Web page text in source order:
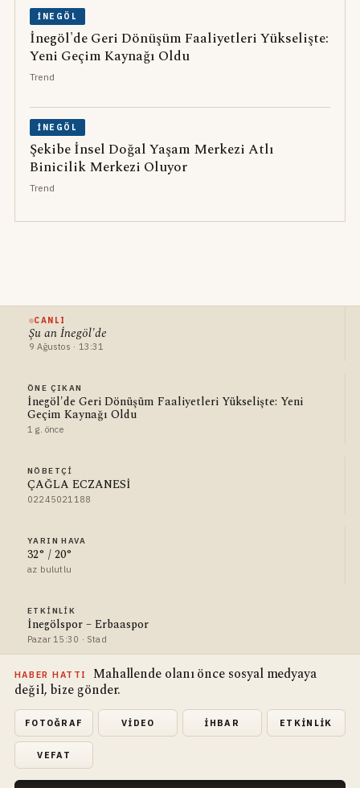
İNEGÖL
İnegöl'de Geri Dönüşüm Faaliyetleri Yükselişte:
Yeni Geçim Kaynağı Oldu
Trend
İNEGÖL
Şekibe İnsel Doğal Yaşam Merkezi Atlı
Binicilik Merkezi Oluyor
Trend
CANLI
Şu an İnegöl'de
9 Ağustos · 13:31
ÖNE ÇIKAN
İnegöl'de Geri Dönüşüm Faaliyetleri Yükselişte: Yeni
Geçim Kaynağı Oldu
1 g. önce
NÖBETÇI
ÇAĞLA ECZANESİ
02245021188
YARIN HAVA
32° / 20°
az bulutlu
ETKINLIK
İnegölspor – Erbaaspor
Pazar 15:30 · Stad
HABER HATTI
Mahallende olanı önce sosyal medyaya
değil, bize gönder.
FOTOĞRAF VIDEO İHBAR ETKINLIK
VEFAT